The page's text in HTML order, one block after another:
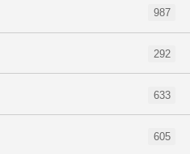
987
292
633
605